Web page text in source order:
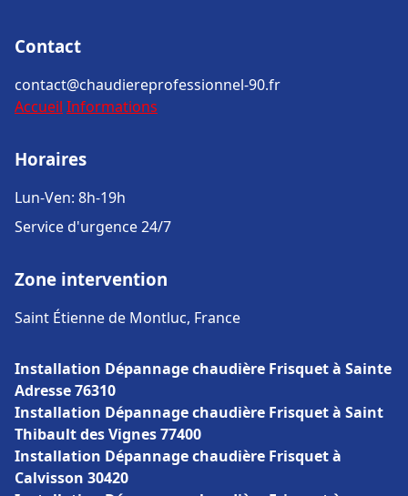
Contact
contact@chaudiereprofessionnel-90.fr
Accueil Informations
Horaires
Lun-Ven: 8h-19h
Service d'urgence 24/7
Zone intervention
Saint Étienne de Montluc, France
Installation Dépannage chaudière Frisquet à Sainte
Adresse 76310
Installation Dépannage chaudière Frisquet à Saint
Thibault des Vignes 77400
Installation Dépannage chaudière Frisquet à
Calvisson 30420